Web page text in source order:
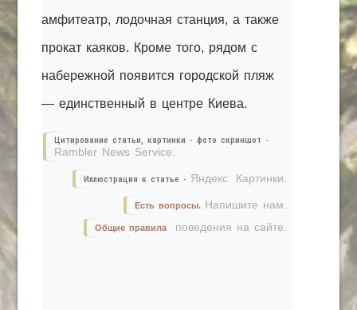
амфитеатр, лодочная станция, а также
прокат каяков. Кроме того, рядом с
набережной появится городской пляж
— единственный в центре Киева.
Цитирование статьи, картинки - фото скриншот -
Rambler News Service.
Иллюстрация к статье - Яндекс. Картинки.
Есть вопросы. Напишите нам.
Общие правила поведения на сайте.